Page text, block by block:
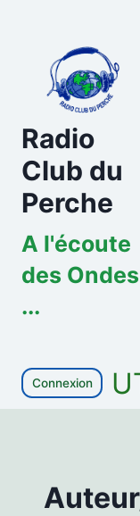
contenu
Radio
Club du
Perche
A l'écoute
des Ondes
...
Connexion